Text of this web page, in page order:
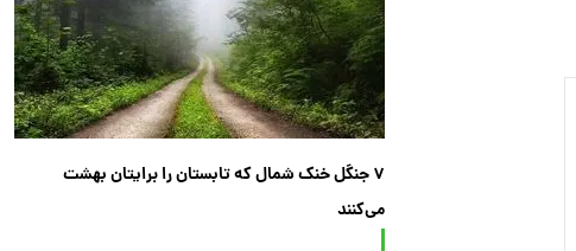
۷ جنگل خنک شمال که تابستان را برایتان بهشت
می‌کنند